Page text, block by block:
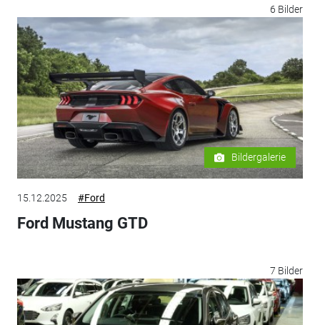
6 Bilder
Bildergalerie
15.12.2025 #Ford
Ford Mustang GTD
7 Bilder